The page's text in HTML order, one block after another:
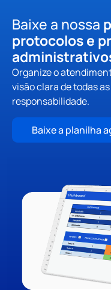
Baixe a nossa
protocolos e
Organize o
visão clara de todas
responsabilidade.
Baixe a planilha